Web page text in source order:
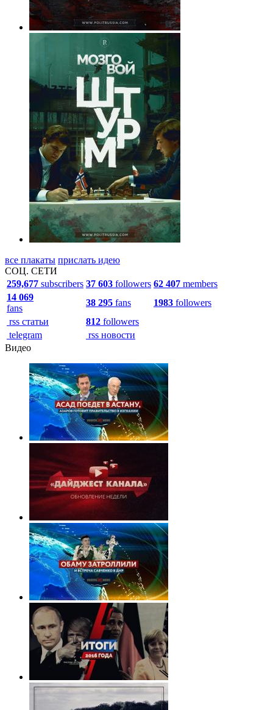
все плакаты прислать идею
СОЦ. СЕТИ
259,677 subscribers 37 603 followers 62 407 members
14 069
fans
38 295 fans 1983 followers
rss статьи
812 followers
telegram
rss новости
Видео